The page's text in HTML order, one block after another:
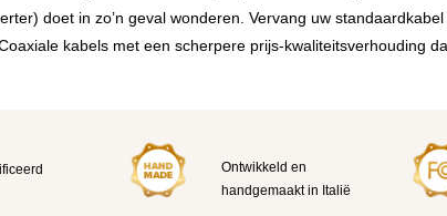
doet in zo’n geval wonderen. Vervang uw
kabels met een scherpere prijs-kwaliteitsverhouding
Ontwikkeld en
handgemaakt in Italië